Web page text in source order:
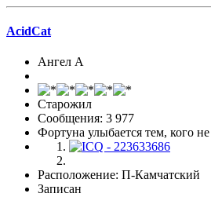
AcidCat
Ангел А
Старожил
Сообщения: 3 977
Фортуна улыбается тем, кого
Расположение: П-Камчатский
Записан